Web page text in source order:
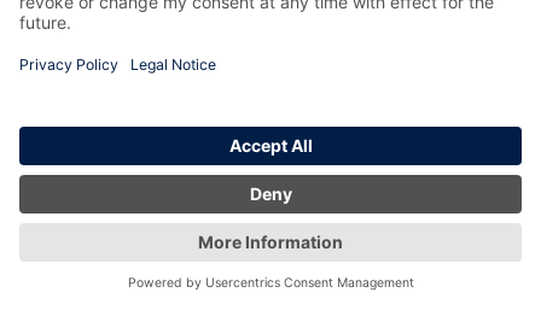
Luftfrachtzentrum 605/6, Ebene 6
Telefon: +49 711 94791-0
E-Mail:service@apcoa.de
Geschäftsführerin: Katrin Teichert
Sitz der Gesellschaft: Filderstadt
Registergericht: Amtsgericht Stuttgart
Registernummer: HRB 221831